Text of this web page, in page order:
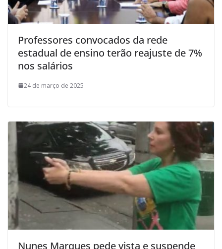
Professores convocados da rede
estadual de ensino terão reajuste de 7%
nos salários
24 de março de 2025
Nunes Marques pede vista e suspende